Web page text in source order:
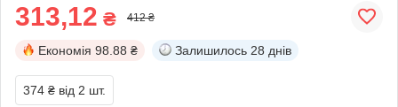
313,12 ₴ 412 ₴
Економія 98.88 ₴ Залишилось 28 днів
374 ₴ від 2 шт.